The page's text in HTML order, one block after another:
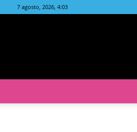
7 agosto, 2026, 4:03